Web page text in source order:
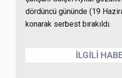
dördüncü gününde (19
konarak serbest bırakıldı.
İLGİLİ